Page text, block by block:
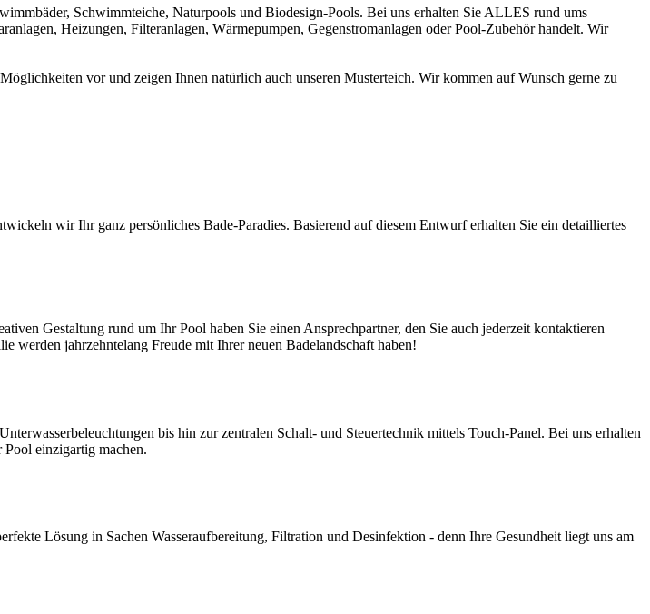
Schwimmteiche, Naturpools und Biodesign-Pools. Bei uns erhalten Sie ALLES rund ums
Heizungen, Filteranlagen, Wärmepumpen, Gegenstromanlagen oder Pool-Zubehör handelt. Wir
vor und zeigen Ihnen natürlich auch unseren Musterteich. Wir kommen auf Wunsch gerne zu
wir Ihr ganz persönliches Bade-Paradies. Basierend auf diesem Entwurf erhalten Sie ein detailliertes
Gestaltung rund um Ihr Pool haben Sie einen Ansprechpartner, den Sie auch jederzeit kontaktieren
werden jahrzehntelang Freude mit Ihrer neuen Badelandschaft haben!
bis hin zur zentralen Schalt- und Steuertechnik mittels Touch-Panel. Bei uns erhalten
einzigartig machen.
Lösung in Sachen Wasseraufbereitung, Filtration und Desinfektion - denn Ihre Gesundheit liegt uns am